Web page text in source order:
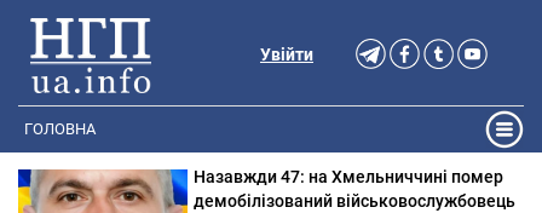
Увійти
ГОЛОВНА
Назавжди 47: на Хмельниччині помер
демобілізований військовослужбовець